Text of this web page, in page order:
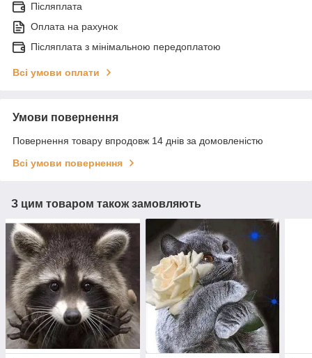
Післяплата
Оплата на рахунок
Післяплата з мінімальною передоплатою
Всі умови оплати
Умови повернення
Повернення товару впродовж 14 днів за домовленістю
Всі умови повернення
З цим товаром також замовляють